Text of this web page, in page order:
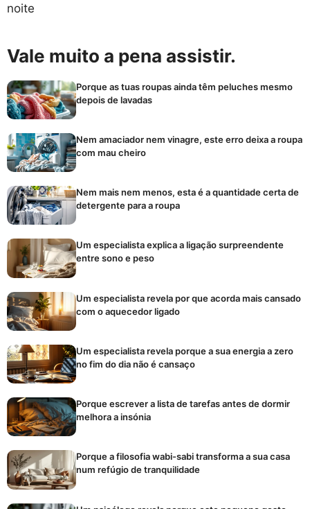
noite
Vale muito a pena assistir.
Porque as tuas roupas ainda têm peluches mesmo
depois de lavadas
Nem amaciador nem vinagre, este erro deixa a roupa
com mau cheiro
Nem mais nem menos, esta é a quantidade certa de
detergente para a roupa
Um especialista explica a ligação surpreendente
entre sono e peso
Um especialista revela por que acorda mais cansado
com o aquecedor ligado
Um especialista revela porque a sua energia a zero
no fim do dia não é cansaço
Porque escrever a lista de tarefas antes de dormir
melhora a insónia
Porque a filosofia wabi-sabi transforma a sua casa
num refúgio de tranquilidade